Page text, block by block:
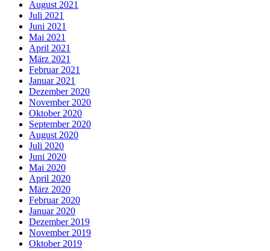
August 2021
Juli 2021
Juni 2021
Mai 2021
April 2021
März 2021
Februar 2021
Januar 2021
Dezember 2020
November 2020
Oktober 2020
September 2020
August 2020
Juli 2020
Juni 2020
Mai 2020
April 2020
März 2020
Februar 2020
Januar 2020
Dezember 2019
November 2019
Oktober 2019